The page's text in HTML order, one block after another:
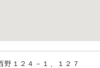
野１２４－１、１２７